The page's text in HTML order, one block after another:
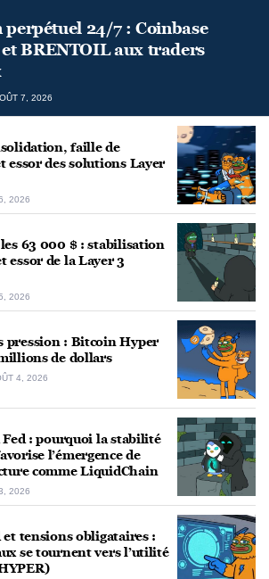
24/7 : Coinbase
BRENTOIL aux traders
7, 2026
faille de
essor des solutions Layer
2026
63 000 $ : stabilisation
essor de la Layer 3
2026
pression : Bitcoin Hyper
de dollars
4, 2026
Fed : pourquoi la stabilité
l’émergence de
comme LiquidChain
2026
et tensions obligataires :
se tournent vers l’utilité